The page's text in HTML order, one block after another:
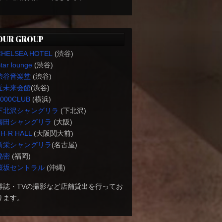
GROUP
HOTEL
(渋谷)
lounge(渋谷)
谷音楽堂(渋谷)
未来会館(渋谷)
(横浜)
北沢シャングリラ (下北沢)
田シャングリラ (大阪)
R HALL (大阪関大前)
栄シャングリラ(名古屋)
密(福岡)
坂セントラル(沖縄)
誌・TVの撮影など店舗貸出を行ってお
ます。